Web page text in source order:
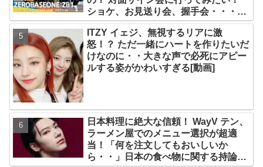
ショケ、お見送り会、握手会・・・リ
リースイベントあれこれを紹介
ITZY イェジ、無視するリアに激
怒！？ ただ一緒にハートを作りたいだ
けなのに・・大きな声で必死にアピー
ルする姿がかわいすぎる[動画]
日本料理に絶大な信頼！ WayV テン、
ラーメン屋でのメニュー選択が超適
当！「何を注文してもおいしいか
ら・・」日本の食べ物に関する持論を